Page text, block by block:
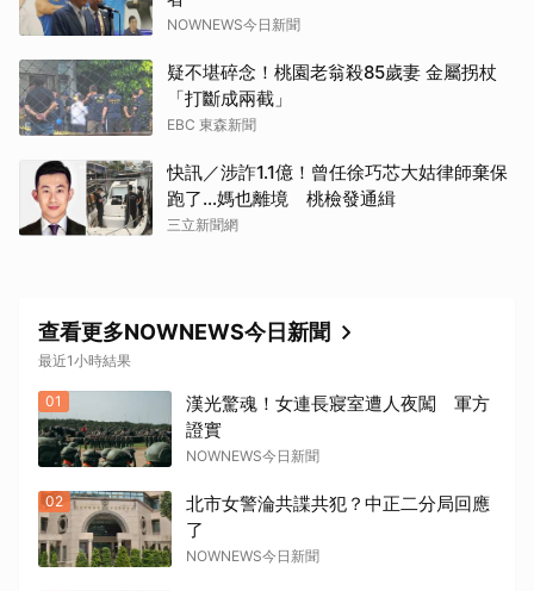
NOWNEWS今日新聞
疑不堪碎念！桃園老翁殺85歲妻 金屬拐杖
「打斷成兩截」
EBC 東森新聞
快訊／涉詐1.1億！曾任徐巧芯大姑律師棄保
跑了…媽也離境 桃檢發通緝
三立新聞網
查看更多NOWNEWS今日新聞
最近1小時結果
01
漢光驚魂！女連長寢室遭人夜闖 軍方
證實
NOWNEWS今日新聞
02
北市女警淪共諜共犯？中正二分局回應
了
NOWNEWS今日新聞